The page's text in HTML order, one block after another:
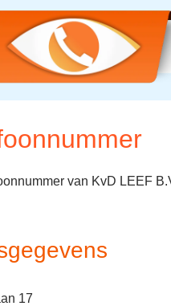
van KvD LEEF
17